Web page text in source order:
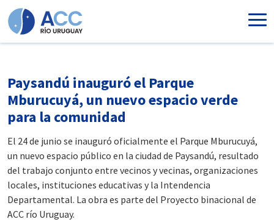
Ir al contenido principal
Paysandú inauguró el Parque
Mburucuyá, un nuevo espacio verde
para la comunidad
El 24 de junio se inauguró oficialmente el Parque Mburucuyá,
un nuevo espacio público en la ciudad de Paysandú, resultado
del trabajo conjunto entre vecinos y vecinas, organizaciones
locales, instituciones educativas y la Intendencia
Departamental. La obra es parte del Proyecto binacional de
ACC río Uruguay.